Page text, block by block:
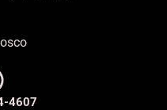
4607